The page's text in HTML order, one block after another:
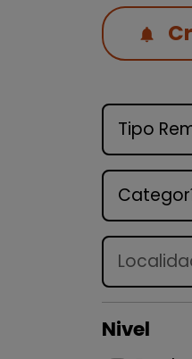
Tipo de
Categoría
Lugar
Nivel